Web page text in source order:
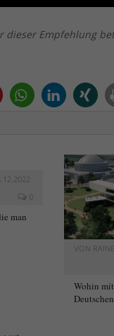
dieser Empfehlung
0
man
VON
Wohin